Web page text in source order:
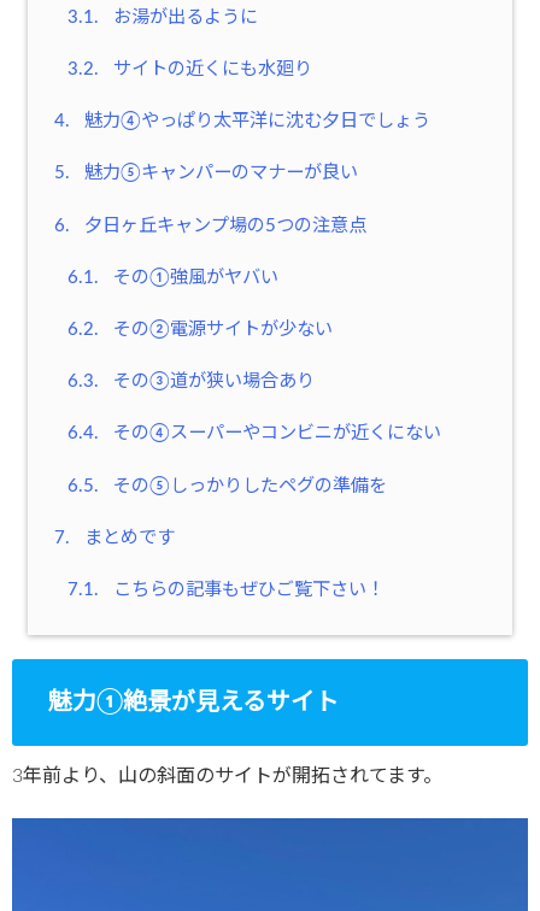
3.1. お湯が出るように
3.2. サイトの近くにも水廻り
4. 魅力④やっぱり太平洋に沈む夕日でしょう
5. 魅力⑤キャンパーのマナーが良い
6. 夕日ヶ丘キャンプ場の5つの注意点
6.1. その①強風がヤバい
6.2. その②電源サイトが少ない
6.3. その③道が狭い場合あり
6.4. その④スーパーやコンビニが近くにない
6.5. その⑤しっかりしたペグの準備を
7. まとめです
7.1. こちらの記事もぜひご覧下さい！
魅力①絶景が見えるサイト
3年前より、山の斜面のサイトが開拓されてます。